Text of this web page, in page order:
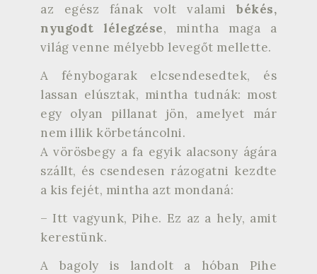
az egész fának volt valami békés,
nyugodt lélegzése, mintha maga a
világ venne mélyebb levegőt mellette.
A fénybogarak elcsendesedtek, és
lassan elúsztak, mintha tudnák: most
egy olyan pillanat jön, amelyet már
nem illik körbetáncolni.
A vörösbegy a fa egyik alacsony ágára
szállt, és csendesen rázogatni kezdte
a kis fejét, mintha azt mondaná:
– Itt vagyunk, Pihe. Ez az a hely, amit
kerestünk.
A bagoly is landolt a hóban Pihe